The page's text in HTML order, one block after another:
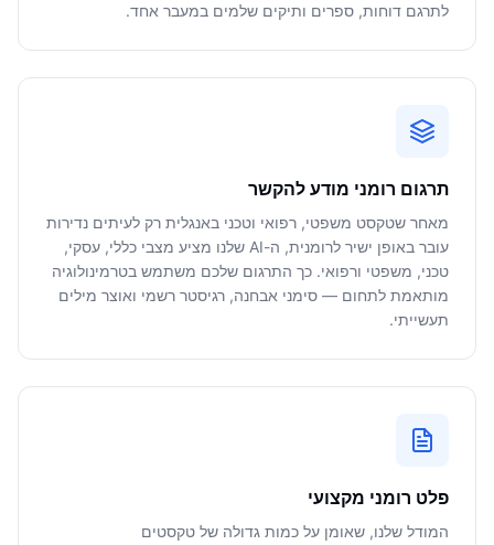
לתרגם דוחות, ספרים ותיקים שלמים במעבר אחד.
תרגום רומני מודע להקשר
מאחר שטקסט משפטי, רפואי וטכני באנגלית רק לעיתים נדירות
עובר באופן ישיר לרומנית, ה-AI שלנו מציע מצבי כללי, עסקי,
טכני, משפטי ורפואי. כך התרגום שלכם משתמש בטרמינולוגיה
מותאמת לתחום — סימני אבחנה, רגיסטר רשמי ואוצר מילים
תעשייתי.
פלט רומני מקצועי
המודל שלנו, שאומן על כמות גדולה של טקסטים